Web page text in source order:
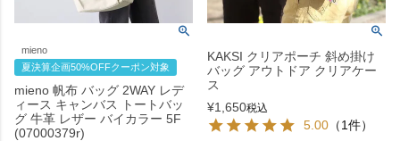
mieno
夏決算企画50%OFFクーポン対象
mieno 帆布 バッグ 2WAY レデ
ィース キャンバス トートバッ
グ 牛革 レザー バイカラー 5F
(07000379r)
KAKSI クリアポーチ 斜め掛け
バッグ アウトドア クリアケー
ス
¥1,650税込
5.00 （1件）